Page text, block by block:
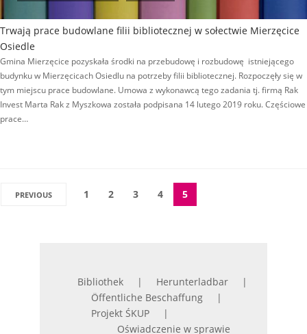
Trwają prace budowlane filii bibliotecznej w sołectwie Mierzęcice
Osiedle
Gmina Mierzęcice pozyskała środki na przebudowę i rozbudowę istniejącego
budynku w Mierzęcicach Osiedlu na potrzeby filii bibliotecznej. Rozpoczęły się w
tym miejscu prace budowlane. Umowa z wykonawcą tego zadania tj. firmą Rak
Invest Marta Rak z Myszkowa została podpisana 14 lutego 2019 roku. Częściowe
prace…
PREVIOUS 1 2 3 4 5
Bibliothek
Herunterladbar
Öffentliche Beschaffung
Projekt ŚKUP
Oświadczenie w sprawie